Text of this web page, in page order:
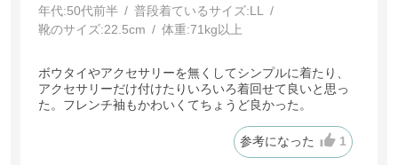
年代:50代前半 普段着ているサイズ:LL
靴のサイズ:22.5cm 体重:71kg以上
ボウタイやアクセサリーを無くしてシンプルに着たり、
アクセサリーだけ付けたりいろいろ着回せて良いと思っ
た。フレンチ袖もかわいくてちょうど良かった。
参考になった 1